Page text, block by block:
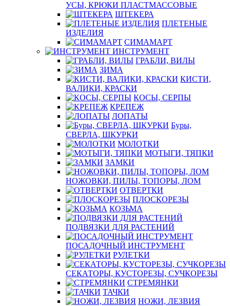
УСЫ, КРЮКИ ПЛАСТМАССОВЫЕ
ШТЕКЕРА
ПЛЕТЕНЫЕ
ИЗДЕЛИЯ
СИМАМАРТ
ИНСТРУМЕНТ
ГРАБЛИ, ВИЛЫ
ЗИМА
КИСТИ,
ВАЛИКИ, КРАСКИ
КОСЫ, СЕРПЫ
КРЕПЕЖ
ЛОПАТЫ
Буры,
СВЕРЛА, ШКУРКИ
МОЛОТКИ
МОТЫГИ, ТЯПКИ
ЗАМКИ
НОЖОВКИ, ПИЛЫ, ТОПОРЫ, ЛОМ
ОТВЕРТКИ
ПЛОСКОРЕЗЫ
КОЗЬМА
ПОДВЯЗКИ ДЛЯ РАСТЕНИЙ
ПОСАДОЧНЫЙ ИНСТРУМЕНТ
РУЛЕТКИ
СЕКАТОРЫ, КУСТОРЕЗЫ, СУЧКОРЕЗЫ
СТРЕМЯНКИ
ТАЧКИ
НОЖИ, ЛЕЗВИЯ